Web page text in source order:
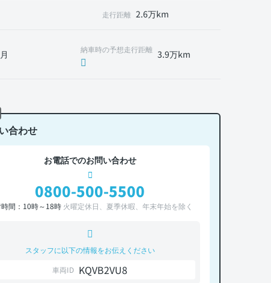
走行距離 2.6万km
納車時の予想走行距離 3.9万km
合わせ
お電話でのお問い合わせ
0800-500-5500
時間：10時～18時 火曜定休日、夏季休暇、年末年始を除く
スタッフに以下の情報をお伝えください
車両ID KQVB2VU8